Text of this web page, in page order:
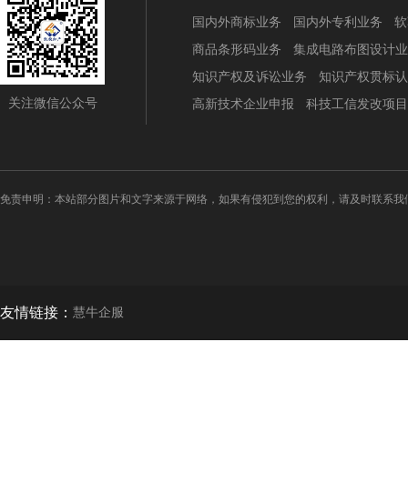
关注微信公众号
国内外商标业务 国内外专利业务
商品条形码业务
集成电路布图设计
知识产权及诉讼业务
知识产权贯标
高新技术企业申报
科技工信发改项
免责申明：本站部分图片和文字来源于网络，如果有侵犯到您的权利，请及时联系
友情链接： 慧牛企服